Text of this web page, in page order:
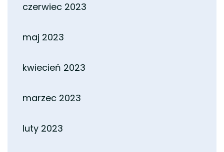
czerwiec 2023
maj 2023
kwiecień 2023
marzec 2023
luty 2023